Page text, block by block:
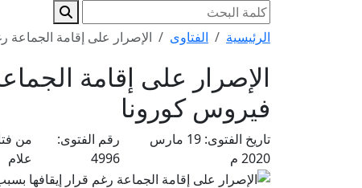
الرئيسية الفتاوى الإصرار على إقامة الجماعة
الإصرار على إقامة
فيروس كورونا
تاريخ الفتوى:
19 مارس
2020 م
رقم الفتوى:
4996
من
علام